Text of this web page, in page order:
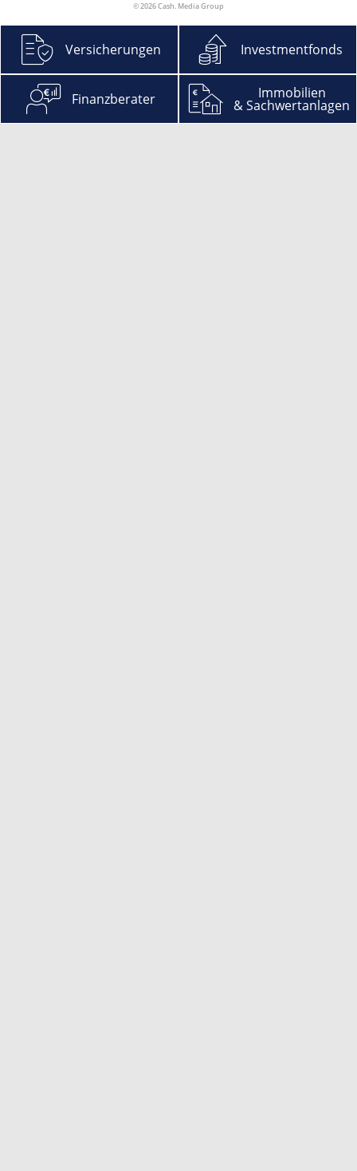
© 2026 Cash. Media Group
Versicherungen Investmentfonds
Finanzberater Immobilien
& Sachwertanlagen